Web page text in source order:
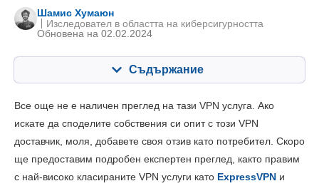
Шамис Хумаюн
Oбновена на 02.02.2024
Изследовател в областта на киберсигурността
Съдържание
Ключови опции 4.4
Инсталиране и приложения 6.0
Все още не е наличен преглед на тази VPN услуга. Ако
искате да споделите собствения си опит с този VPN
доставчик, моля, добавете своя отзив като потребител. Скоро
ще предоставим подробен експертен преглед, както правим
с най-високо класираните VPN услуги като ExpressVPN и